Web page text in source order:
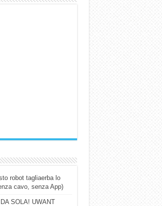
robot tagliaerba lo
cavo, senza App)
SOLA! UWANT